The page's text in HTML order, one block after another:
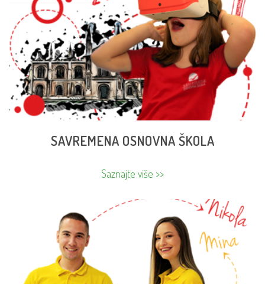
SAVREMENA OSNOVNA ŠKOLA
Savremena je zabavna i stvarno drugačija privatna
osnovna škola. Kada aktivno učestvuju u sopstvenom
učenju, učenici postaju motivisani strašću i kreativnošću
– i nauče da budu takvi ceo svoj život. Ostvarite popust
od 36 %.
SAVREMENA OSNOVNA ŠKOLA
Saznajte više >>
SAVREMENA GIMNAZIJA
Savremena gimnazija je inspirativna sredina za
ambiciozne mlade ljude koji teže postizanju visokih